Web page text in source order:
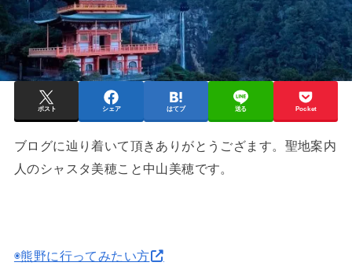
ポスト シェア はてブ 送る Pocket
ブログに辿り着いて頂きありがとうござます。聖地案内
人のシャスタ美穂こと中山美穂です。
◉熊野に行ってみたい方